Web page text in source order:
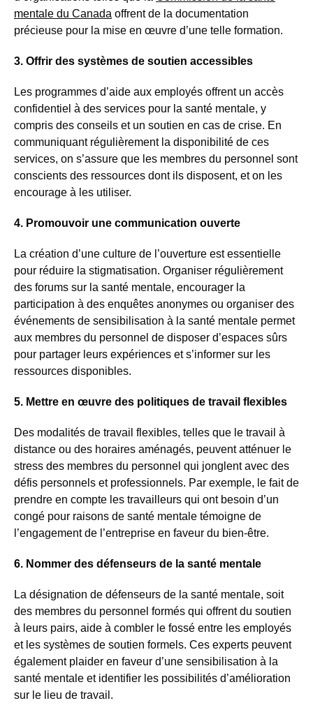
mentale du Canada offrent de la documentation
précieuse pour la mise en œuvre d’une telle formation.
3. Offrir des systèmes de soutien accessibles
Les programmes d’aide aux employés offrent un accès
confidentiel à des services pour la santé mentale, y
compris des conseils et un soutien en cas de crise. En
communiquant régulièrement la disponibilité de ces
services, on s’assure que les membres du personnel sont
conscients des ressources dont ils disposent, et on les
encourage à les utiliser.
4. Promouvoir une communication ouverte
La création d’une culture de l’ouverture est essentielle
pour réduire la stigmatisation. Organiser régulièrement
des forums sur la santé mentale, encourager la
participation à des enquêtes anonymes ou organiser des
événements de sensibilisation à la santé mentale permet
aux membres du personnel de disposer d’espaces sûrs
pour partager leurs expériences et s’informer sur les
ressources disponibles.
5. Mettre en œuvre des politiques de travail flexibles
Des modalités de travail flexibles, telles que le travail à
distance ou des horaires aménagés, peuvent atténuer le
stress des membres du personnel qui jonglent avec des
défis personnels et professionnels. Par exemple, le fait de
prendre en compte les travailleurs qui ont besoin d’un
congé pour raisons de santé mentale témoigne de
l’engagement de l’entreprise en faveur du bien-être.
6. Nommer des défenseurs de la santé mentale
La désignation de défenseurs de la santé mentale, soit
des membres du personnel formés qui offrent du soutien
à leurs pairs, aide à combler le fossé entre les employés
et les systèmes de soutien formels. Ces experts peuvent
également plaider en faveur d’une sensibilisation à la
santé mentale et identifier les possibilités d’amélioration
sur le lieu de travail.